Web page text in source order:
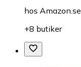
hos Amazon.se
+8 butiker